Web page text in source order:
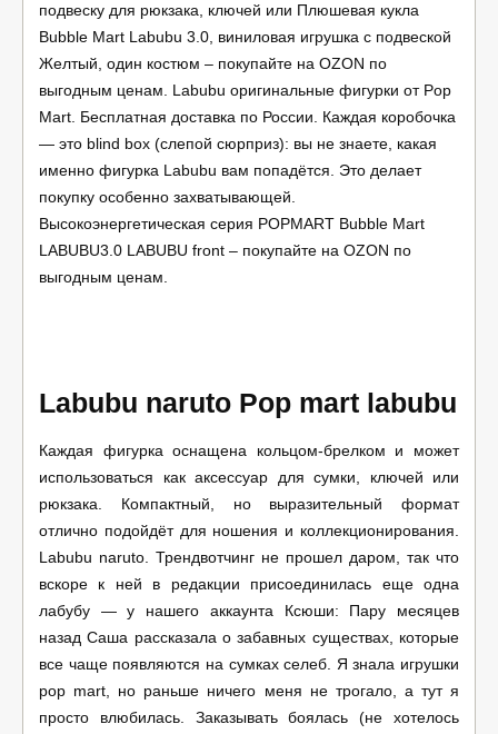
подвеску для рюкзака, ключей или Плюшевая кукла
Bubble Mart Labubu 3.0, виниловая игрушка с подвеской
Желтый, один костюм – покупайте на OZON по
выгодным ценам. Labubu оригинальные фигурки от Pop
Mart. Бесплатная доставка по России. Каждая коробочка
— это blind box (слепой сюрприз): вы не знаете, какая
именно фигурка Labubu вам попадётся. Это делает
покупку особенно захватывающей.
Высокоэнергетическая серия POPMART Bubble Mart
LABUBU3.0 LABUBU front – покупайте на OZON по
выгодным ценам.
Labubu naruto Pop mart labubu
Каждая фигурка оснащена кольцом-брелком и может
использоваться как аксессуар для сумки, ключей или
рюкзака. Компактный, но выразительный формат
отлично подойдёт для ношения и коллекционирования.
Labubu naruto. Трендвотчинг не прошел даром, так что
вскоре к ней в редакции присоединилась еще одна
лабубу — у нашего аккаунта Ксюши: Пару месяцев
назад Саша рассказала о забавных существах, которые
все чаще появляются на сумках селеб. Я знала игрушки
pop mart, но раньше ничего меня не трогало, а тут я
просто влюбилась. Заказывать боялась (не хотелось